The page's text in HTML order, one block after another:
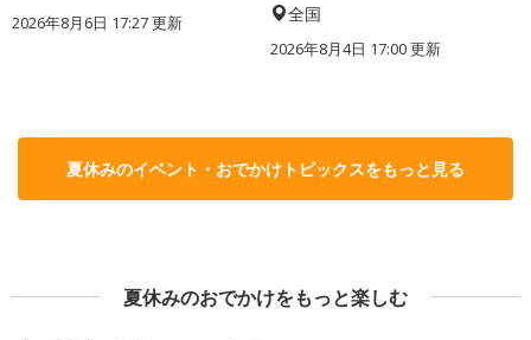
2026年8月6日 17:27更新 全国
2026年8月4日 17:00更新
夏休みのイベント・おでかけトピックスをもっと見る
夏休みのおでかけをもっと楽しむ